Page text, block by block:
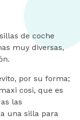
de coche
muy diversas,
por su forma;
cosi, que es
las
una silla para